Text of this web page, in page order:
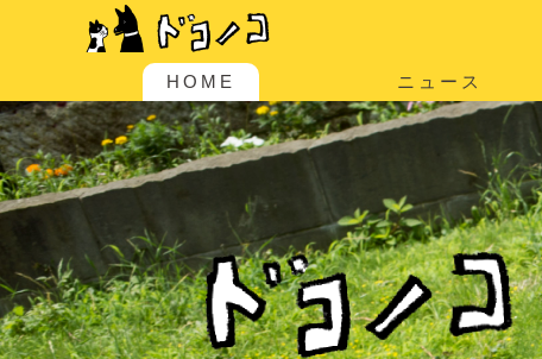
HOME ニュース